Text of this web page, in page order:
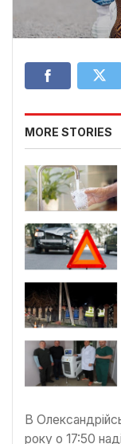
MORE STORIES
В
року о 17:50